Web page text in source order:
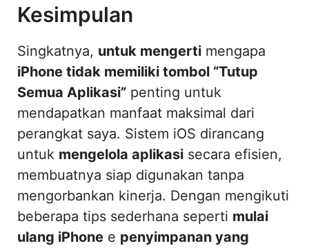
Kesimpulan
Singkatnya, untuk mengerti mengapa
iPhone tidak memiliki tombol “Tutup
Semua Aplikasi” penting untuk
mendapatkan manfaat maksimal dari
perangkat saya. Sistem iOS dirancang
untuk mengelola aplikasi secara efisien,
membuatnya siap digunakan tanpa
mengorbankan kinerja. Dengan mengikuti
beberapa tips sederhana seperti mulai
ulang iPhone e penyimpanan yang